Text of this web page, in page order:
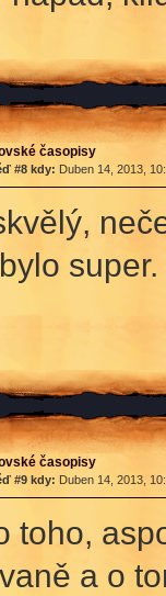
časopisy
#8 kdy: Duben 14, 2013,
časopisy
#9 kdy: Duben 14, 2013,
toho,
a o